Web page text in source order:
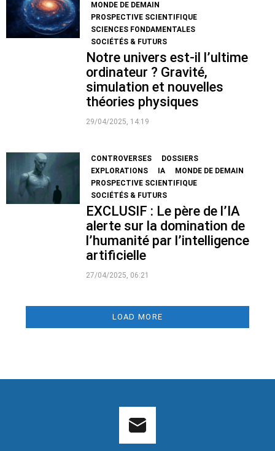
MONDE DE DEMAIN
PROSPECTIVE SCIENTIFIQUE
SCIENCES FONDAMENTALES
SOCIÉTÉS & FUTURS
Notre univers est-il l’ultime
ordinateur ? Gravité,
simulation et nouvelles
théories physiques
29/04/2025, 14:19
CONTROVERSES
DOSSIERS
EXPLORATIONS
IA
MONDE DE DEMAIN
PROSPECTIVE SCIENTIFIQUE
SOCIÉTÉS & FUTURS
EXCLUSIF : Le père de l’IA
alerte sur la domination de
l’humanité par l’intelligence
artificielle
27/04/2025, 06:21
LOAD MORE